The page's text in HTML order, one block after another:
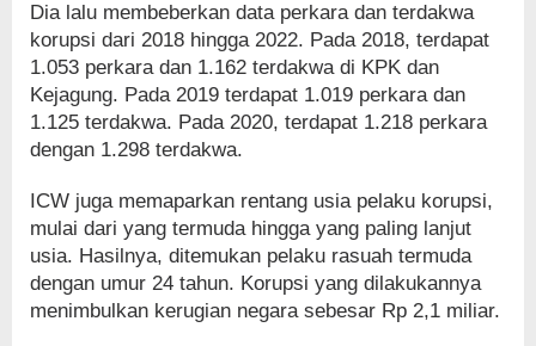
Dia lalu membeberkan data perkara dan terdakwa
korupsi dari 2018 hingga 2022. Pada 2018, terdapat
1.053 perkara dan 1.162 terdakwa di KPK dan
Kejagung. Pada 2019 terdapat 1.019 perkara dan
1.125 terdakwa. Pada 2020, terdapat 1.218 perkara
dengan 1.298 terdakwa.
ICW juga memaparkan rentang usia pelaku korupsi,
mulai dari yang termuda hingga yang paling lanjut
usia. Hasilnya, ditemukan pelaku rasuah termuda
dengan umur 24 tahun. Korupsi yang dilakukannya
menimbulkan kerugian negara sebesar Rp 2,1 miliar.